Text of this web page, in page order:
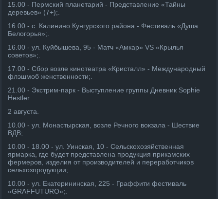
15.00 - Пермский планетарий - Представление «Тайны
деревьев» (7+);.
16.00 - с. Калинино Кунгурского района - Фестиваль «Душа
Белогорья»;.
16.00 - ул. Куйбышева, 95 - Матч «Амкар» VS «Крылья
советов»;.
17.00 - Сбор возле кинотеатра «Кристалл» - Международный
флэшмоб женственности;.
21.00 - Экстрим-парк - Выступление группы Дневник Sophie
Hestler .
2 августа.
10.00 - ул. Монастырская, возле Речного вокзала - Шествие
ВДВ;.
10.00 - 18.00 - ул. Уинская, 10 - Сельскохозяйственная
ярмарка, где будет представлена продукция прикамских
фермеров, изделия от производителей и переработчиков
сельхозпродукции;.
10.00 - ул. Екатерининская, 225 - Граффити фестиваль
«GRAFFUTURO»;.